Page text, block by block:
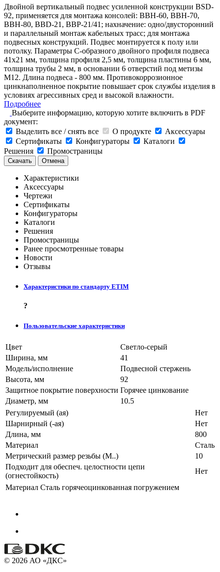
Двойной вертикальный подвес усиленной конструкции BSD-
92, применяется для монтажа консолей: ВВН-60, ВВН-70,
ВВН-80, BBD-21, BBP-21/41; нахначение: одно/двусторонний
и параллельный монтаж кабельных трасс; для монтажа
подвесных конструкций. Подвес монтируется к полу или
потолку. Параметры С-образного двойного профиля подвеса
41х21 мм, толщина профиля 2,5 мм, толщина пластины 6 мм,
толщина трубы 2 мм, в основании 6 отверстий под метизы
М12. Длина подвеса - 800 мм. Противокоррозионное
цинкнаполненное покрытие повышает срок службы изделия в
условиях агрессивных сред и высокой влажности.
Подробнее
Выберите информацию, которую хотите включить в PDF
документ:
Выделить все / снять все
О продукте
Аксессуары
Сертификаты
Конфигураторы
Каталоги
Решения
Промостраницы
Скачать Отмена
Характеристики
Аксессуары
Чертежи
Сертификаты
Конфигураторы
Каталоги
Решения
Промостраницы
Ранее просмотренные товары
Новости
Отзывы
Характеристики по стандарту ETIM
?
Пользовательские характеристики
Цвет
Светло-серый
Ширина, мм
41
Модель/исполнение
Подвесной стержень
Высота, мм
92
Защитное покрытие поверхности Горячее цинкование
Диаметр, мм
10.5
Регулируемый (ая)
Нет
Шарнирный (-ая)
Нет
Длина, мм
800
Материал
Сталь
Метрический размер резьбы (М..)
10
Подходит для обеспеч. целостности цепи
(огнестойкость)
Нет
Материал Сталь горячеоцинкованная погружением
© 2026 АО «ДКС»